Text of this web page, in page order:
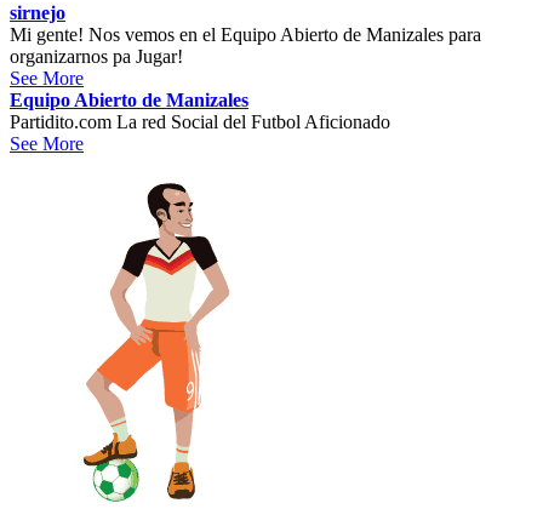
sirnejo
Mi gente! Nos vemos en el Equipo Abierto de Manizales para
organizarnos pa Jugar!
See More
Equipo Abierto de Manizales
Partidito.com La red Social del Futbol Aficionado
See More